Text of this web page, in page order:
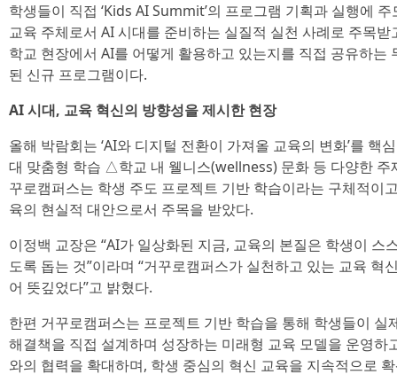
학생들이 직접 ‘Kids AI Summit’의 프로그램 기획과 실행에
교육 주체로서 AI 시대를 준비하는 실질적 실천 사례로 주목받
학교 현장에서 AI를 어떻게 활용하고 있는지를 직접 공유하는
된 신규 프로그램이다.
AI 시대, 교육 혁신의 방향성을 제시한 현장
올해 박람회는 ‘AI와 디지털 전환이 가져올 교육의 변화’를
대 맞춤형 학습 △학교 내 웰니스(wellness) 문화 등 다양한 주
꾸로캠퍼스는 학생 주도 프로젝트 기반 학습이라는 구체적이
육의 현실적 대안으로서 주목을 받았다.
이정백 교장은 “AI가 일상화된 지금, 교육의 본질은 학생이 스
도록 돕는 것”이라며 “거꾸로캠퍼스가 실천하고 있는 교육 혁
어 뜻깊었다”고 밝혔다.
한편 거꾸로캠퍼스는 프로젝트 기반 학습을 통해 학생들이
해결책을 직접 설계하며 성장하는 미래형 교육 모델을 운영하
와의 협력을 확대하며, 학생 중심의 혁신 교육을 지속적으로